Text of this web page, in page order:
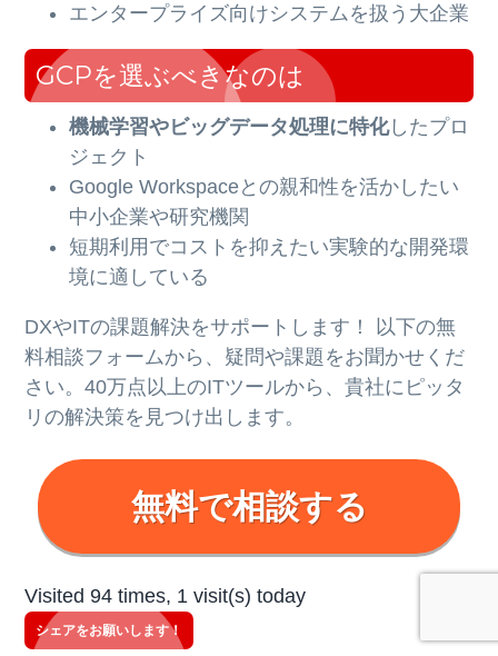
エンタープライズ向けシステムを扱う大企業
GCPを選ぶべきなのは
機械学習やビッグデータ処理に特化したプロ
ジェクト
Google Workspaceとの親和性を活かしたい
中小企業や研究機関
短期利用でコストを抑えたい実験的な開発環
境に適している
DXやITの課題解決をサポートします！ 以下の無
料相談フォームから、疑問や課題をお聞かせくだ
さい。40万点以上のITツールから、貴社にピッタ
リの解決策を見つけ出します。
無料で相談する
Visited 94 times, 1 visit(s) today
シェアをお願いします！